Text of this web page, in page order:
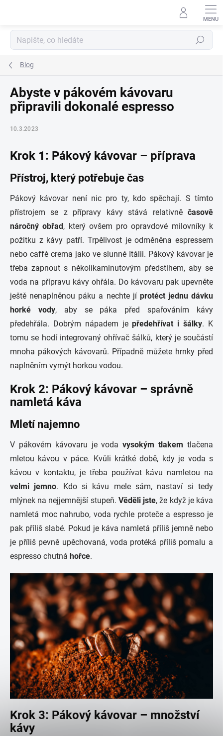
Hledat
Blog
Abyste v pákovém kávovaru
připravili dokonalé espresso
10.3.2023
Krok 1: Pákový kávovar – příprava
Přístroj, který potřebuje čas
Pákový kávovar není nic pro ty, kdo spěchají. S tímto
přístrojem se z přípravy kávy stává relativně časově
náročný obřad, který ovšem pro opravdové milovníky k
požitku z kávy patří. Trpělivost je odměněna espressem
nebo caffè crema jako ve slunné Itálii. Pákový kávovar je
třeba zapnout s několikaminutovým předstihem, aby se
voda na přípravu kávy ohřála. Do kávovaru pak upevněte
ještě nenaplněnou páku a nechte jí protéct jednu dávku
horké vody, aby se páka před spařováním kávy
předehřála. Dobrým nápadem jepředehřívat i šálky. K
tomu se hodí integrovaný ohřívač šálků, který je součástí
mnoha pákových kávovarů. Případně můžete hrnky před
naplněním vymýt horkou vodou.
Krok 2: Pákový kávovar – správně
namletá káva
Mletí najemno
V pákovém kávovaru je vodavysokým tlakem tlačena
mletou kávou v páce. Kvůli krátké době, kdy je voda s
kávou v kontaktu, je třeba používat kávu namletou na
velmi jemno. Kdo si kávu mele sám, nastaví si tedy
mlýnek na nejjemnější stupeň. Věděli jste, že když je káva
namletá moc nahrubo, voda rychle proteče a espresso je
pak příliš slabé. Pokud je káva namletá příliš jemně nebo
je příliš pevně upěchovaná, voda protéká příliš pomalu a
espresso chutná hořce.
Krok 3: Pákový kávovar – množství
kávy